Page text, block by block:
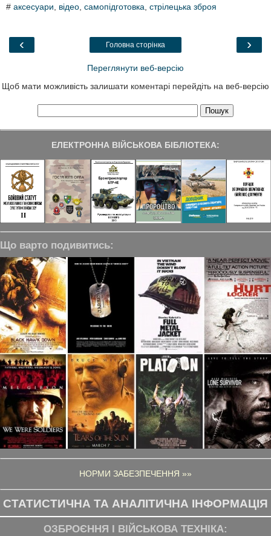
e
o
t
k
e
a
r
# аксесуари відео самопідготовка стрілецька зброя
‹ ›
Головна сторінка
Переглянути веб-версію
Щоб мати можливість залишати коментарі перейдіть на веб-версію
ЕЛЕКТРОННА ВІЙСЬКОВА БІБЛІОТЕКА:
Що варто подивитись:
НОРМИ ЗАБЕЗПЕЧЕННЯ »»
СТАТИСТИЧНА ТА АНАЛІТИЧНА ІНФОРМАЦІЯ
ОЗБРОЄННЯ І ВІЙСЬКОВА ТЕХНІКА: